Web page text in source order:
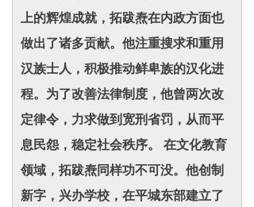
上的辉煌成就，拓跋焘在内政方面也
做出了诸多贡献。他注重搜求和重用
汉族士人，积极推动鲜卑族的汉化进
程。为了改善法律制度，他曾两次改
定律令，力求做到宽刑省罚，从而平
息民怨，稳定社会秩序。 在文化教育
领域，拓跋焘同样功不可没。他创制
新字，兴办学校，在平城东部建立了